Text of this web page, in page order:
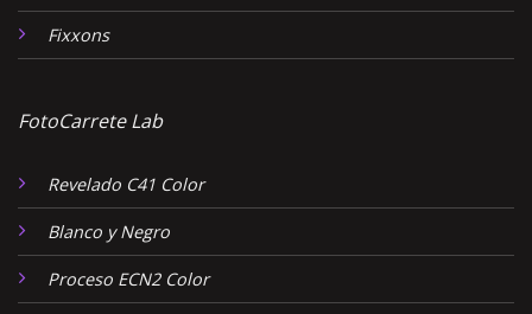
Fixxons
FotoCarrete Lab
Revelado C41 Color
Blanco y Negro
Proceso ECN2 Color